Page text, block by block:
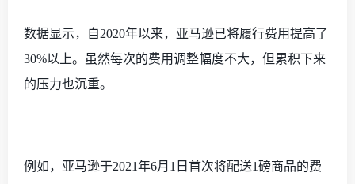
数据显示，自2020年以来，亚马逊已将履行费用提高了
30%以上。虽然每次的费用调整幅度不大，但累积下来
的压力也沉重。
例如，亚马逊于2021年6月1日首次将配送1磅商品的费